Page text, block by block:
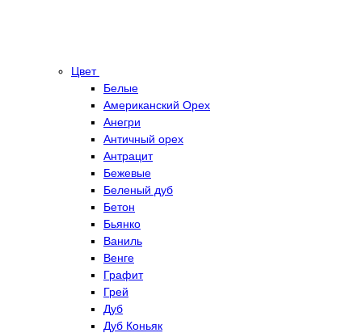
Цвет
Белые
Американский Орех
Анегри
Античный орех
Антрацит
Бежевые
Беленый дуб
Бетон
Бьянко
Ваниль
Венге
Графит
Грей
Дуб
Дуб Коньяк